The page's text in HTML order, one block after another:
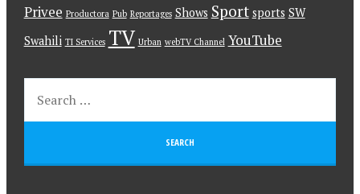
Privee Productora Pub Reportages Shows Sport sports SW
Swahili TI Services TV Urban webTV Channel YouTube